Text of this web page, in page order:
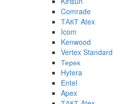
Comrade
ТАКТ Atex
Icom
Kenwood
Vertex Standard
Терек
Hytera
Entel
Apex